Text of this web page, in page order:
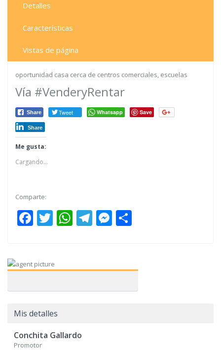
Detalles
Características
Vistas de página
oportunidad casa cerca de centros comerciales, escuelas
Vía #VenderyRentar
Share Tweet Whatsapp Save
Share
Me gusta:
Cargando...
Comparte:
Facebook
Twitter
WhatsApp
Telegram
Messenger
Mis detalles
Conchita Gallardo
Promotor